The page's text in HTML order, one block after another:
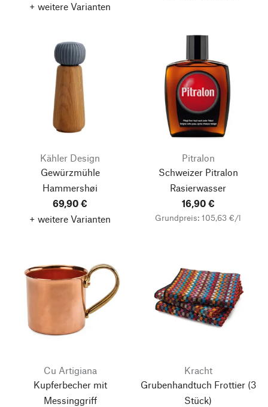
+ weitere Varianten
Kähler Design
Gewürzmühle
Hammershøi
69,90 €
+ weitere Varianten
Pitralon
Schweizer Pitralon
Rasierwasser
16,90 €
Grundpreis: 105,63 €/l
Cu Artigiana
Kupferbecher mit
Messinggriff
Kracht
Grubenhandtuch Frottier(3
Stück)